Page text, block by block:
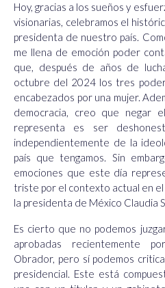
Hoy, gracias a los sueños y
visionarias, celebramos el
presidenta de nuestro país.
me llena de emoción poder
que, después de años de
octubre del 2024 los tres
encabezados por una mujer.
democracia, creo que negar
representa es ser
independientemente de la
país que tengamos. Sin
emociones que este día
triste por el contexto actual en el
la presidenta de México Claudia
Es cierto que no podemos
aprobadas recientemente
Obrador, pero sí podemos
presidencial. Este está